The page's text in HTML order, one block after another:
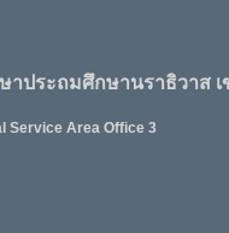
าประถมศึกษานราธิวาส เ
Service Area Office 3